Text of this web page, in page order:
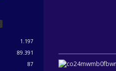
1.197
89.391
87